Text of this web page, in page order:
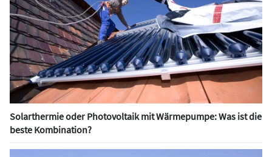
Solarthermie oder Photovoltaik mit Wärmepumpe: Was ist die
beste Kombination?